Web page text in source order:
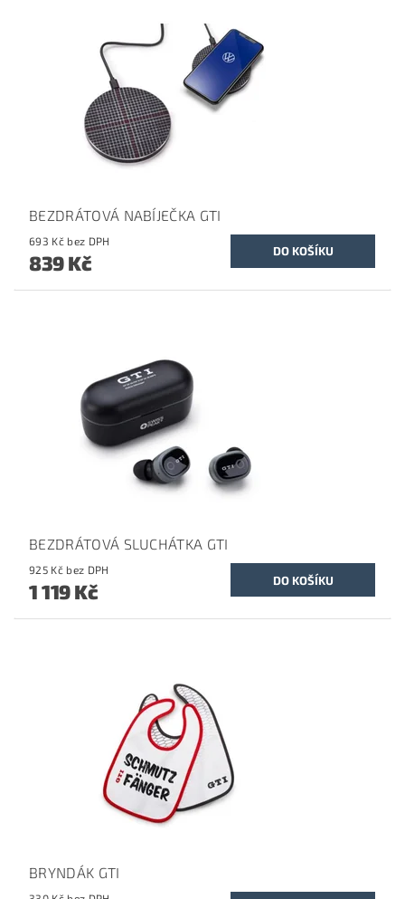
BEZDRÁTOVÁ NABÍJEČKA GTI
693 Kč bez DPH
839 Kč
BEZDRÁTOVÁ SLUCHÁTKA GTI
925 Kč bez DPH
1 119 Kč
BRYNDÁK GTI